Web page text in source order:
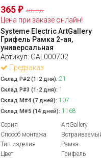
365₽ 405 руб.
Цена при заказе онлайн!
Systeme Electric ArtGallery
Грифель Рамка 2-ая,
универсальная
Артикул: GAL000702
Предзаказ
Склад Р#2 (1-2 дня): 21
Склад Р#3 (1-2 дня): 1
Склад М#4 (7 дней): 107
Склад М#5 (14 дней): 1168
Серия
ArtGallery
Способ монтажа
Тип изделия
Рамка
Цвет
Грифель